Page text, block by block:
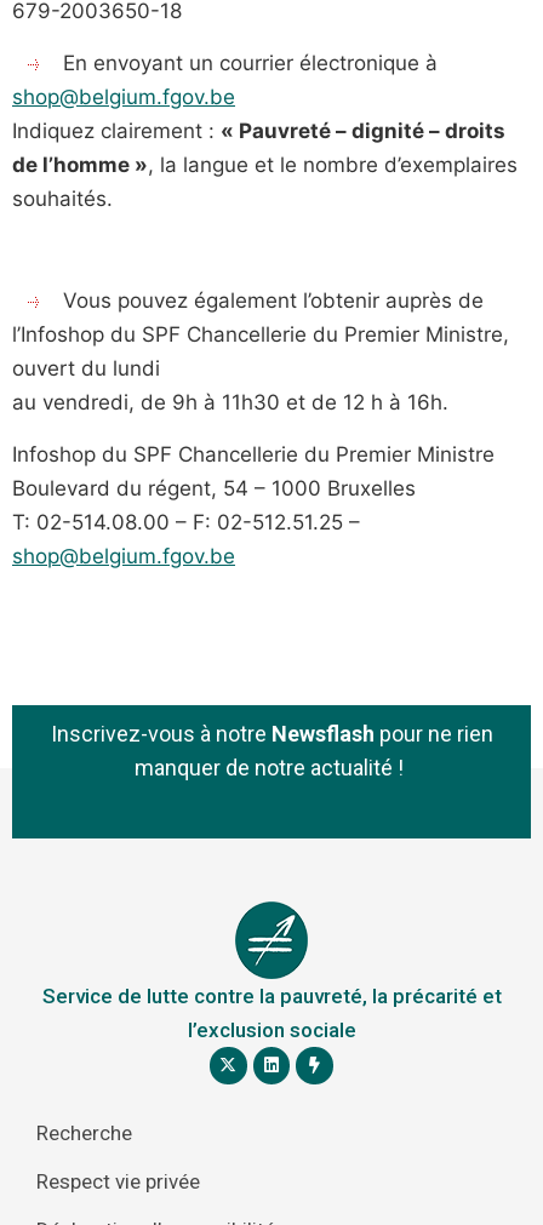
679-2003650-18
En envoyant un courrier électronique à
shop@belgium.fgov.be
Indiquez clairement : « Pauvreté – dignité – droits
de l’homme », la langue et le nombre d’exemplaires
souhaités.
Vous pouvez également l’obtenir auprès de
l’Infoshop du SPF Chancellerie du Premier Ministre,
ouvert du lundi
au vendredi, de 9h à 11h30 et de 12 h à 16h.
Infoshop du SPF Chancellerie du Premier Ministre
Boulevard du régent, 54 – 1000 Bruxelles
T: 02-514.08.00 – F: 02-512.51.25 –
shop@belgium.fgov.be
Inscrivez-vous à notre Newsflash pour ne rien
manquer de notre actualité !
Service de lutte contre la pauvreté, la précarité et
l’exclusion sociale
Recherche
Respect vie privée